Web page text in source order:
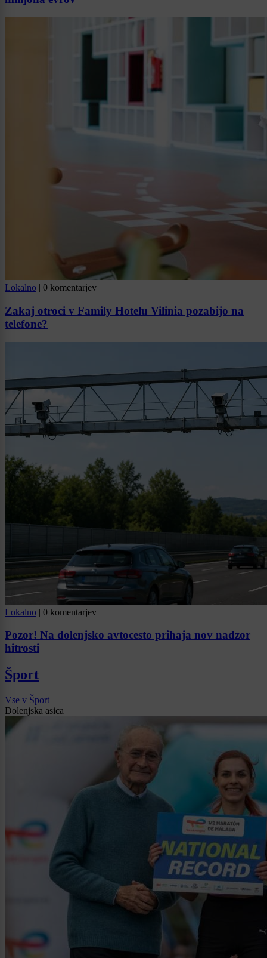
Lokalno | 0 komentarjev
Zakaj otroci v Family Hotelu Vilinia pozabijo na
telefone?
Lokalno | 0 komentarjev
Pozor! Na dolenjsko avtocesto prihaja nov nadzor
hitrosti
Šport
Vse v Šport
Dolenjska asica